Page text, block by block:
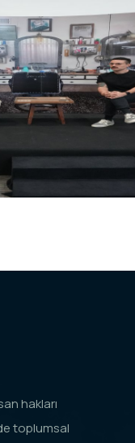
hakları
toplumsal